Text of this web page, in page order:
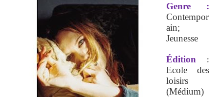
Genre
:
Contempor
ain;
Jeunesse
Édition
:
Ecole des
loisirs
(Médium)